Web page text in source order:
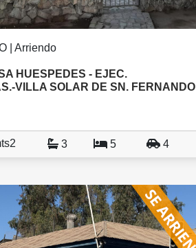
| Arriendo
HUESPEDES - EJEC.
VILLA SOLAR DE SN. FERNANDO
3 5 4